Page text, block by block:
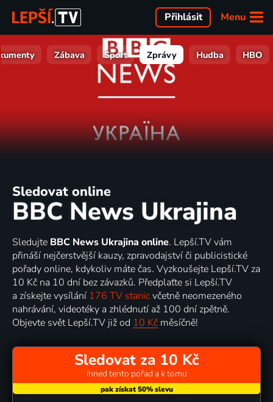
Menu
Přihlásit
Zábava Sport Zprávy Hudba HBO
Sledovat online
BBC News Ukrajina
Sledujte BBC News Ukrajina online. Lepší.TV vám
přináší nejčerstvější kauzy, zpravodajství či publicistické
pořady online, kdykoliv máte čas. Vyzkoušejte Lepší.TV za
10 Kč na 10 dní bez závazků. Předplaťte si Lepší.TV
a získejte vysílání 176 TV stanicvčetně neomezeného
nahrávání, videotéky a zhlédnutí až 100 dní zpětně.
Objevte svět Lepší.TV již od 10 Kč měsíčně!
Sledovat za 10 Kč
ihned tento pořad a k tomu